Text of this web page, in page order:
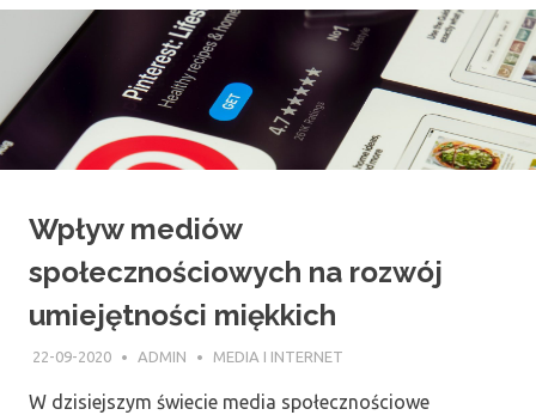
Wpływ mediów
społecznościowych na rozwój
umiejętności miękkich
22-09-2020 ADMIN MEDIA I INTERNET
W dzisiejszym świecie media społecznościowe